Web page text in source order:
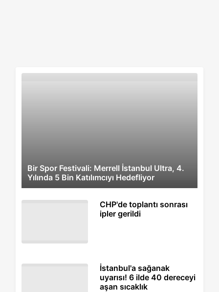
Bir Spor Festivali: Merrell İstanbul Ultra, 4.
Yılında 5 Bin Katılımcıyı Hedefliyor
CHP'de toplantı sonrası
ipler gerildi
İstanbul'a sağanak
uyarısı! 6 ilde 40 dereceyi
aşan sıcaklık